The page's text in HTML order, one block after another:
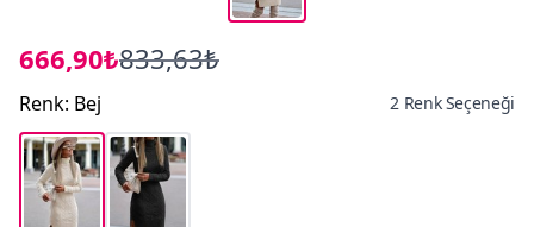
666,90₺833,63₺
Renk: Bej 2 Renk Seçeneği